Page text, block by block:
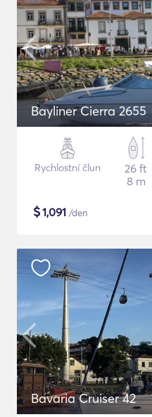
Bayliner Cierra 2655
Rychlostní člun
26 ft
8 m
$1,091 /den
Bavaria Cruiser 42